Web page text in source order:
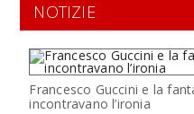
NOTIZIE
Francesco Guccini e la
incontravano l’ironia